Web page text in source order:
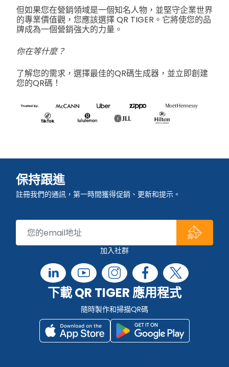
但如果您在營銷領域是一個知名人物，並堅守企業世界
的專業價值觀，您應該選擇 QR TIGER。它將使您的品
牌成為一個營銷強大的力量。
你在等什麼？
了解您的需求，選擇最佳的QR碼生成器，並立即創建
您的QR碼！
保持跟進
註冊我們的通訊，第一時間獲得促銷、更新和提示。
加入社群
下載 QR TIGER 應用程式
隨時製作和掃描QR碼